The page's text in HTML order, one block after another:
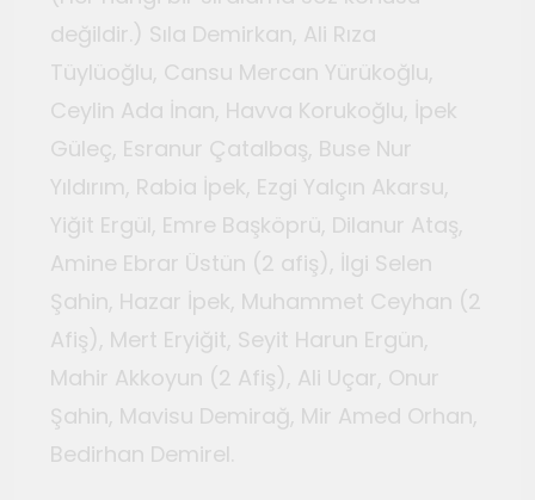
değildir.) Sıla Demirkan, Ali Rıza
Tüylüoğlu, Cansu Mercan Yürükoğlu,
Ceylin Ada İnan, Havva Korukoğlu, İpek
Güleç, Esranur Çatalbaş, Buse Nur
Yıldırım, Rabia İpek, Ezgi Yalçın Akarsu,
Yiğit Ergül, Emre Başköprü, Dilanur Ataş,
Amine Ebrar Üstün (2 afiş), İlgi Selen
Şahin, Hazar İpek, Muhammet Ceyhan (2
Afiş), Mert Eryiğit, Seyit Harun Ergün,
Mahir Akkoyun (2 Afiş), Ali Uçar, Onur
Şahin, Mavisu Demirağ, Mir Amed Orhan,
Bedirhan Demirel.